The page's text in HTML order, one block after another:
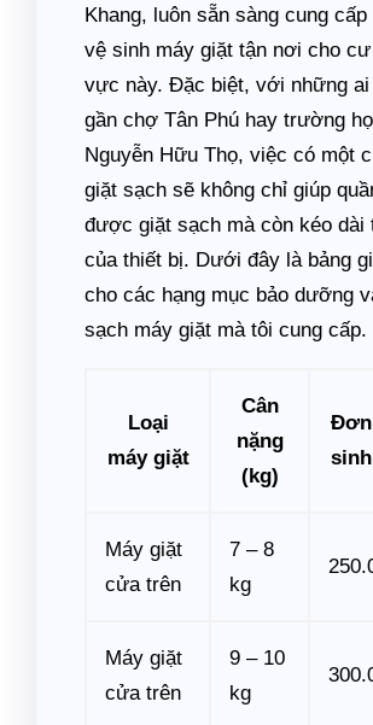
Khang, luôn sẵn sàng cung
vệ sinh máy giặt tận nơi cho
vực này. Đặc biệt, với những ai
gần chợ Tân Phú hay trường
Nguyễn Hữu Thọ, việc có một
giặt sạch sẽ không chỉ giúp
được giặt sạch mà còn kéo dài
của thiết bị. Dưới đây là bảng
cho các hạng mục bảo dưỡng
sạch máy giặt mà tôi cung cấp.
Loại
máy giặt
Cân
nặng
(kg)
Đơn
Máy giặt
cửa trên
7 – 8
kg
Máy giặt
cửa trên
9 – 10
kg